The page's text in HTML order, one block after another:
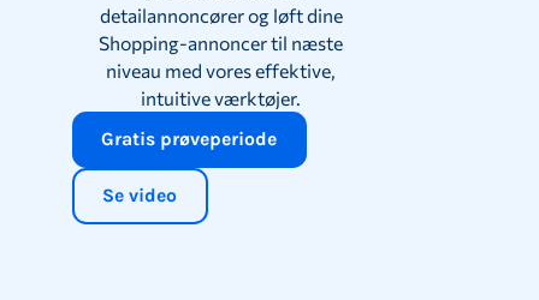
detailannoncører og løft dine
Shopping-annoncer til næste
niveau med vores effektive,
intuitive værktøjer.
Gratis prøveperiode
Se video